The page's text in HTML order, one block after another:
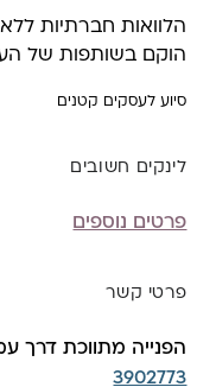
הלוואות חברתיות
הוקם בשותפות של
סיוע לעסקים קטנים
לינקים חשובים
פרטים נוספים
פרטי קשר
הפנייה מתווכת דרך
3902773